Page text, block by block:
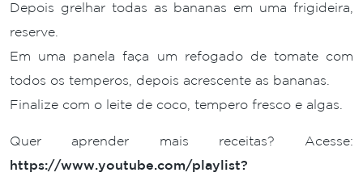
Depois grelhar todas as bananas em uma frigideira,
reserve.
Em uma panela faça um refogado de tomate com
todos os temperos, depois acrescente as bananas.
Finalize com o leite de coco, tempero fresco e algas.
Quer aprender mais receitas? Acesse:
https://www.youtube.com/playlist?